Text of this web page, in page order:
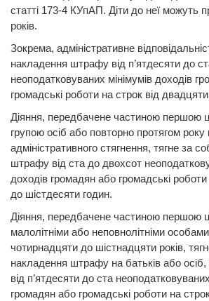
статті 173-4 КУпАП. Діти до неї можуть
років.
Зокрема, адміністративне
накладення штрафу від п’ятдесяти до
неоподатковуваних мінімумів доходів
громадські роботи на строк від
Діяння, передбачене частиною першою
групою осіб або повторно протягом року
адміністративного стягнення, тягне за
штрафу від ста до двохсот
доходів громадян або громадські
до шістдесяти годин.
Діяння, передбачене частиною першою
малолітніми або неповнолітніми особами
чотирнадцяти до шістнадцяти років,
накладення штрафу на батьків або осіб,
від п’ятдесяти до ста
громадян або громадські роботи на